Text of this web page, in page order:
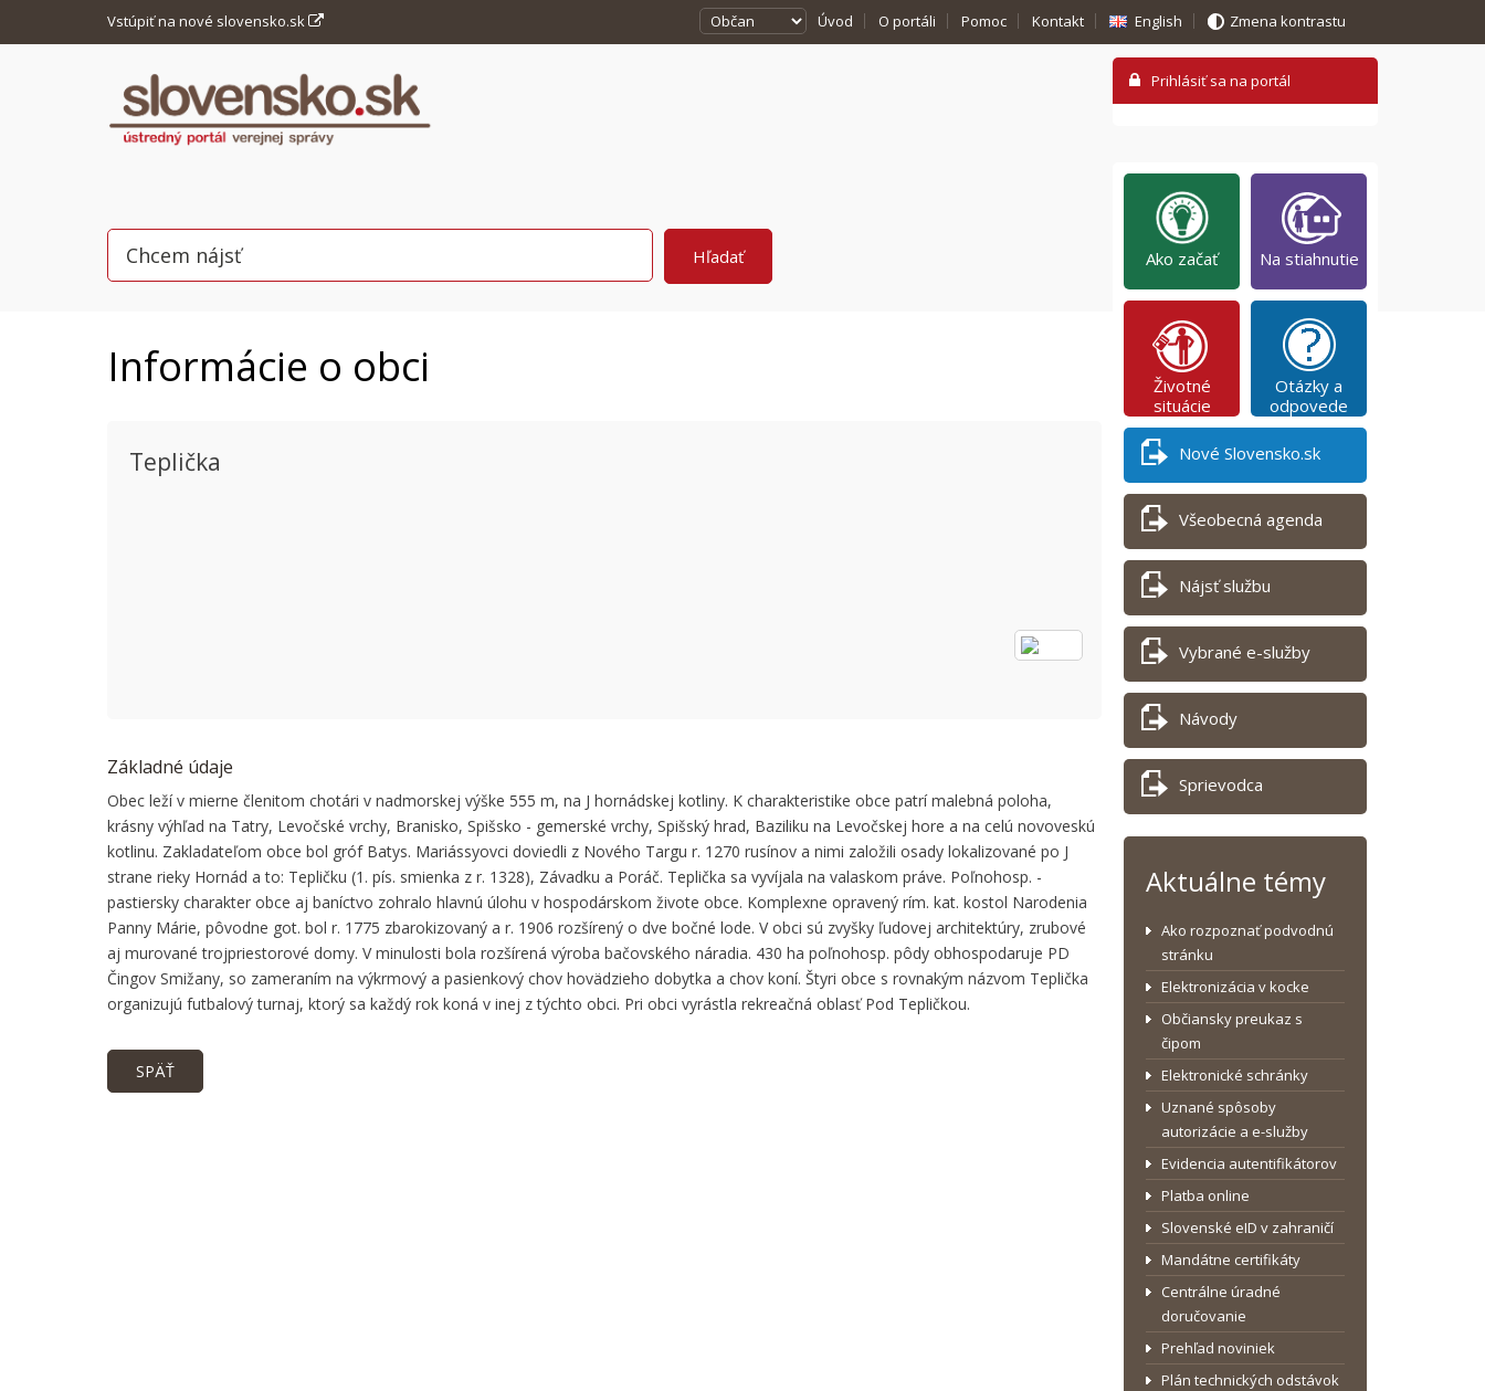
Vstúpiť na nové slovensko.sk Úvod O portáli Pomoc Kontakt English Zmena kontrastu
Informácie o obci
Teplička
Základné údaje
Obec leží v mierne členitom chotári v nadmorskej výške 555 m, na J hornádskej kotliny. K charakteristike obce patrí malebná poloha,
krásny výhľad na Tatry, Levočské vrchy, Branisko, Spišsko - gemerské vrchy, Spišský hrad, Baziliku na Levočskej hore a na celú novoveskú
kotlinu. Zakladateľom obce bol gróf Batys. Mariássyovci doviedli z Nového Targu r. 1270 rusínov a nimi založili osady lokalizované po J
strane rieky Hornád a to: Tepličku (1. pís. smienka z r. 1328), Závadku a Poráč. Teplička sa vyvíjala na valaskom práve. Poľnohosp. -
pastiersky charakter obce aj baníctvo zohralo hlavnú úlohu v hospodárskom živote obce. Komplexne opravený rím. kat. kostol Narodenia
Panny Márie, pôvodne got. bol r. 1775 zbarokizovaný a r. 1906 rozšírený o dve bočné lode. V obci sú zvyšky ľudovej architektúry, zrubové
aj murované trojpriestorové domy. V minulosti bola rozšírená výroba bačovského náradia. 430 ha poľnohosp. pôdy obhospodaruje PD
Čingov Smižany, so zameraním na výkrmový a pasienkový chov hovädzieho dobytka a chov koní. Štyri obce s rovnakým názvom Teplička
organizujú futbalový turnaj, ktorý sa každý rok koná v inej z týchto obci. Pri obci vyrástla rekreačná oblasť Pod Tepličkou.
SPÄŤ
Ako začať Na stiahnutie
Životné
situácie
Otázky a
odpovede
Nové Slovensko.sk
Všeobecná agenda
Nájsť službu
Vybrané e-služby
Návody
Sprievodca
Aktuálne témy
Ako rozpoznať podvodnú
stránku
Elektronizácia v kocke
Občiansky preukaz s
čipom
Elektronické schránky
Uznané spôsoby
autorizácie a e-služby
Evidencia autentifikátorov
Platba online
Slovenské eID v zahraničí
Mandátne certifikáty
Centrálne úradné
doručovanie
Prehľad noviniek
Plán technických odstávok